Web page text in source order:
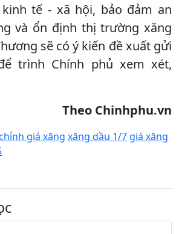
tế - xã hội, bảo đảm an
và ổn định thị trường xăng
sẽ có ý kiến đề xuất gửi
trình Chính phủ xem xét,
Theo Chinhphu.vn
giá xăng xăng dầu 1/7 giá xăng